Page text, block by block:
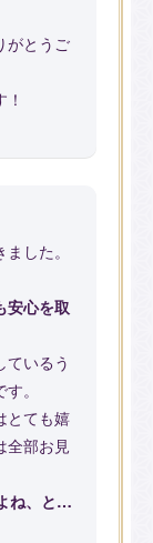
がとうご
した。
安心を取
ているう
。
とても嬉
全部お見
ね、と…